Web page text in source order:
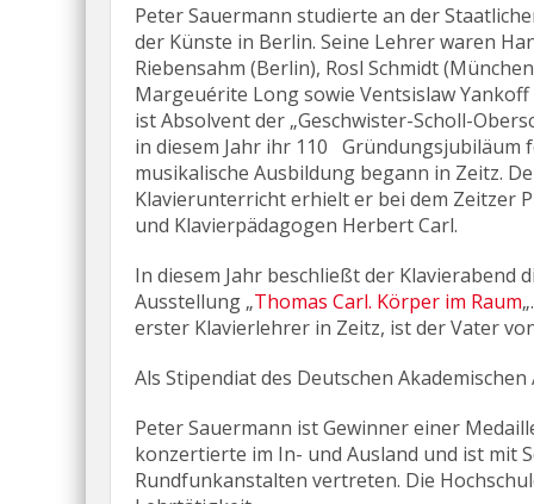
Peter Sauermann studierte an der
der Künste in Berlin. Seine Lehrer waren
Riebensahm (Berlin), Rosl Schmidt
Margeuérite Long sowie Ventsislaw Yankoff
ist Absolvent der „Geschwister-Scholl-
in diesem Jahr ihr 110 Gründungsjubiläum
musikalische Ausbildung begann in Zeitz.
Klavierunterricht erhielt er bei dem Zeitzer
und Klavierpädagogen Herbert Carl.
In diesem Jahr beschließt der Klavierabend
Ausstellung „Thomas Carl. Körper im Raum
erster Klavierlehrer in Zeitz, ist der Vater
Als Stipendiat des Deutschen
Peter Sauermann ist Gewinner einer
konzertierte im In- und Ausland und ist mit
Rundfunkanstalten vertreten. Die